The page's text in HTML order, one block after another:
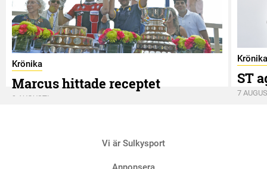
Krönika
Marcus hittade receptet
9 AUGUSTI
Krönika
ST
7
Vi är Sulkysport